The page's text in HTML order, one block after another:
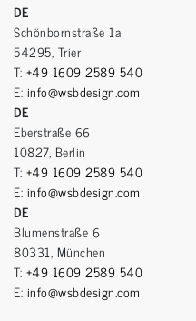
DE
Schönbornstraße 1a
54295, Trier
T: +49 1609 2589 540
E: info@wsbdesign.com
DE
Eberstraße 66
10827, Berlin
T: +49 1609 2589 540
E: info@wsbdesign.com
DE
Blumenstraße 6
80331, München
T: +49 1609 2589 540
E: info@wsbdesign.com